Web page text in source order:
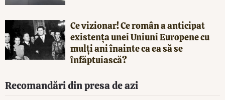
Ce vizionar! Ce român a anticipat
existența unei Uniuni Europene cu
mulți ani înainte ca ea să se
înfăptuiască?
Recomandări din presa de azi